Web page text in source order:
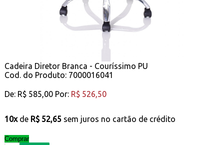
Cadeira Diretor Branca - Couríssimo PU
Cod. do Produto: 7000016041
De: R$ 585,00 Por: R$ 526,50
10xde R$ 52,65 sem juros no cartão de crédito
Comprar